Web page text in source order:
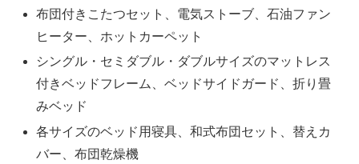
布団付きこたつセット、電気ストーブ、石油ファン
ヒーター、ホットカーペット
シングル・セミダブル・ダブルサイズのマットレス
付きベッドフレーム、ベッドサイドガード、折り畳
みベッド
各サイズのベッド用寝具、和式布団セット、替えカ
バー、布団乾燥機